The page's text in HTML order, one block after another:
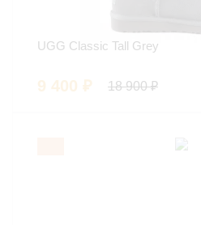
UGG Classic Tall Grey
9 400 ₽ 18 900₽